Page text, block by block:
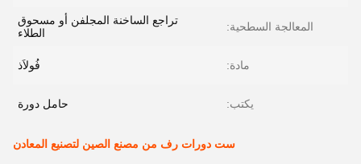
المعالجة السطحية:
تراجع الساخنة المجلفن أو مسحوق
الطلاء
مادة: فُولاَذ
يكتب: حامل دورة
ست دورات رف من مصنع الصين لتصنيع المعادن